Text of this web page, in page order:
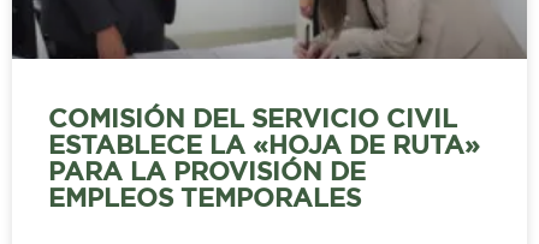
COMISIÓN DEL SERVICIO CIVIL
ESTABLECE LA «HOJA DE RUTA»
PARA LA PROVISIÓN DE
EMPLEOS TEMPORALES